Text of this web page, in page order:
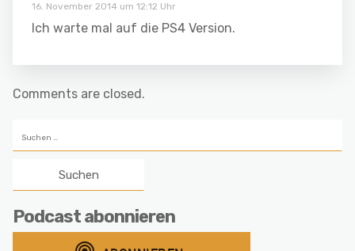
16. November 2014 um 12:12 Uhr
Ich warte mal auf die PS4 Version.
Comments are closed.
nach:
Podcast abonnieren